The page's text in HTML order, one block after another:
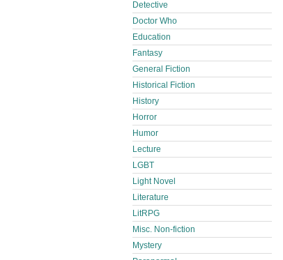
Detective
Doctor Who
Education
Fantasy
General Fiction
Historical Fiction
History
Horror
Humor
Lecture
LGBT
Light Novel
Literature
LitRPG
Misc. Non-fiction
Mystery